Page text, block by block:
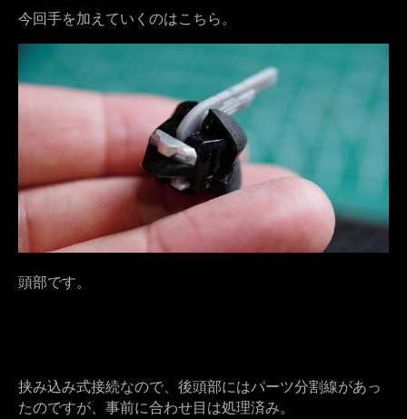
今回手を加えていくのはこちら。
頭部です。
挟み込み式接続なので、後頭部にはパーツ分割線があっ
たのですが、事前に合わせ目は処理済み。